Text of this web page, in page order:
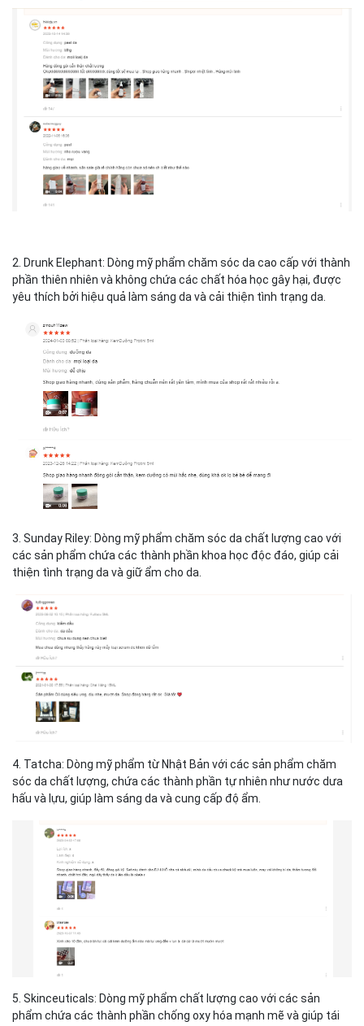
2. Drunk Elephant: Dòng mỹ phẩm chăm sóc da cao cấp với thành
phần thiên nhiên và không chứa các chất hóa học gây hại, được
yêu thích bởi hiệu quả làm sáng da và cải thiện tình trạng da.
3. Sunday Riley: Dòng mỹ phẩm chăm sóc da chất lượng cao với
các sản phẩm chứa các thành phần khoa học độc đáo, giúp cải
thiện tình trạng da và giữ ẩm cho da.
4. Tatcha: Dòng mỹ phẩm từ Nhật Bản với các sản phẩm chăm
sóc da chất lượng, chứa các thành phần tự nhiên như nước dưa
hấu và lựu, giúp làm sáng da và cung cấp độ ẩm.
5. Skinceuticals: Dòng mỹ phẩm chất lượng cao với các sản
phẩm chứa các thành phần chống oxy hóa mạnh mẽ và giúp tái